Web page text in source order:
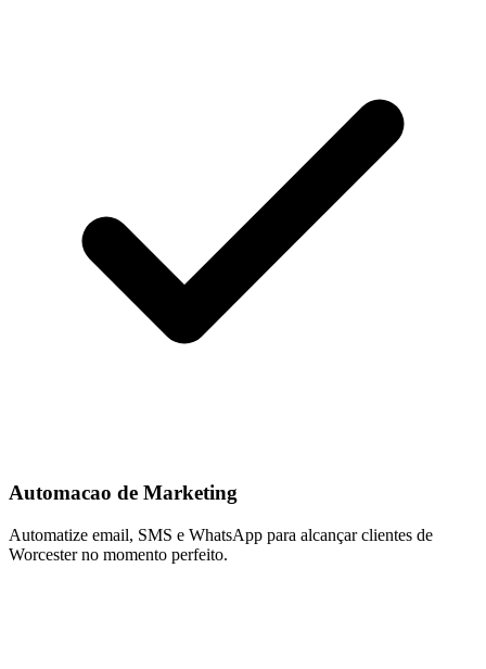
Automacao de Marketing
Automatize email, SMS e WhatsApp para alcançar clientes de
Worcester no momento perfeito.